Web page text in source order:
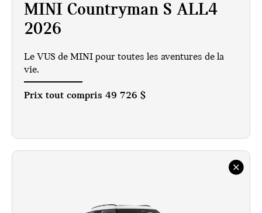
MINI Countryman S ALL4
2026
Le VUS de MINI pour toutes les aventures de la
vie.
Prix tout compris 49 726 $